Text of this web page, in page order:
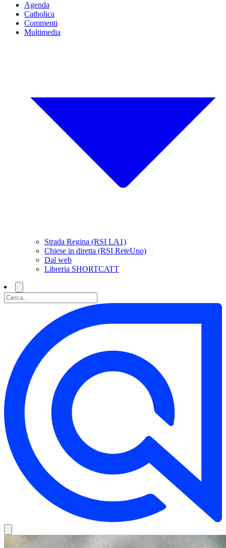
Agenda
Catholica
Commenti
Multimedia
Strada Regina (RSI LA1)
Chiese in diretta (RSI ReteUno)
Dal web
Libreria SHORTCATT